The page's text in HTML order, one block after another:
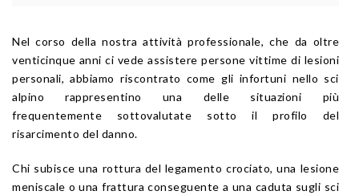
Nel corso della nostra attività professionale, che da oltre
venticinque anni ci vede assistere persone vittime di lesioni
personali, abbiamo riscontrato come gli infortuni nello sci
alpino rappresentino una delle situazioni più
frequentemente sottovalutate sotto il profilo del
risarcimento del danno.
Chi subisce una rottura del legamento crociato, una lesione
meniscale o una frattura conseguente a una caduta sugli sci